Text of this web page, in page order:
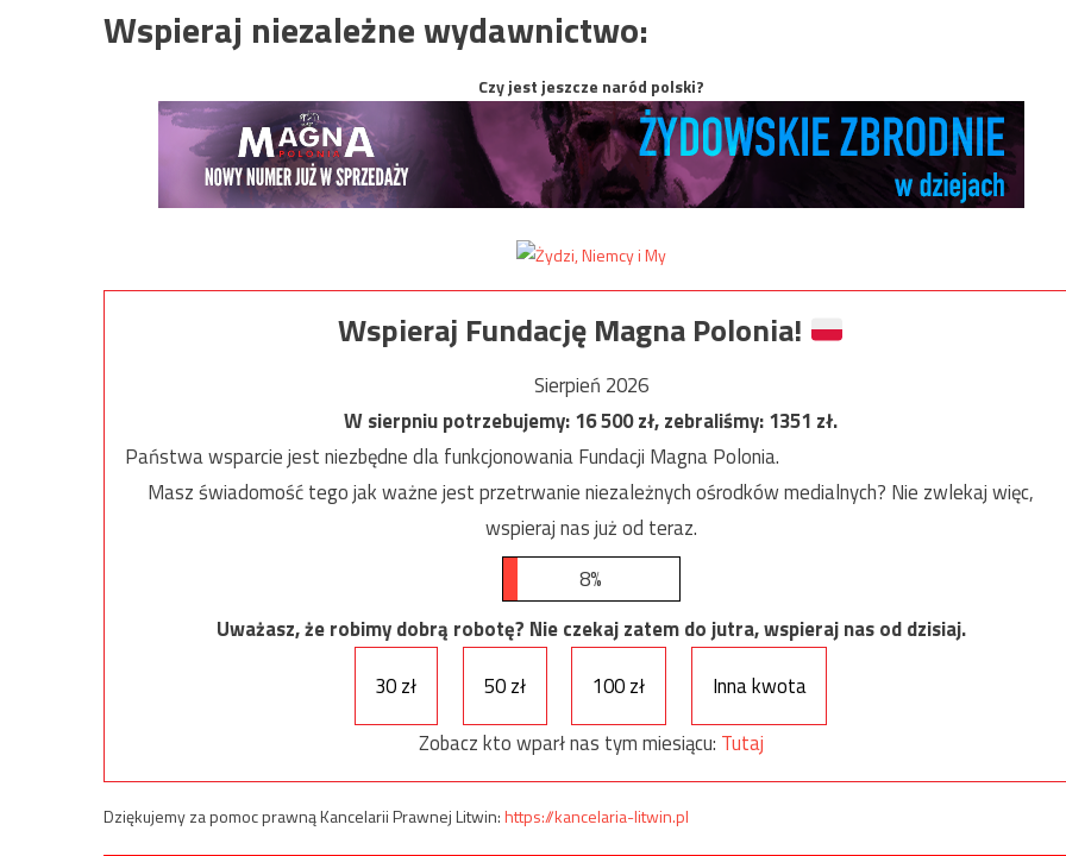
Wspieraj niezależne wydawnictwo:
Czy jest jeszcze naród polski?
Wspieraj Fundację Magna Polonia!
Sierpień 2026
W sierpniu potrzebujemy:16 500zł, zebraliśmy:1351 zł.
Państwa wsparcie jest niezbędne dla funkcjonowania Fundacji Magna Polonia.
Masz świadomość tego jak ważne jest przetrwanie niezależnych ośrodków medialnych? Nie zwlekaj więc,
wspieraj nas już od teraz.
8%
Uważasz, że robimy dobrą robotę? Nie czekaj zatem do jutra, wspieraj nas od dzisiaj.
30 zł
50 zł 100 zł
Inna kwota
Zobacz kto wparł nas tym miesiącu: Tutaj
Dziękujemy za pomoc prawną Kancelarii Prawnej Litwin:https://kancelaria-litwin.pl